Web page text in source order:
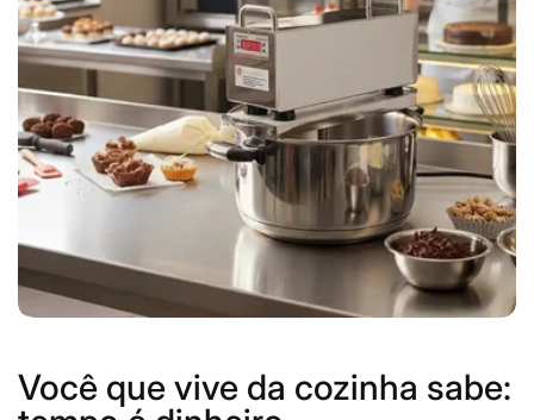
Você que vive da cozinha sabe: